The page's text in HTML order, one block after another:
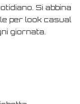
Si abbina
per look casual
giornata.